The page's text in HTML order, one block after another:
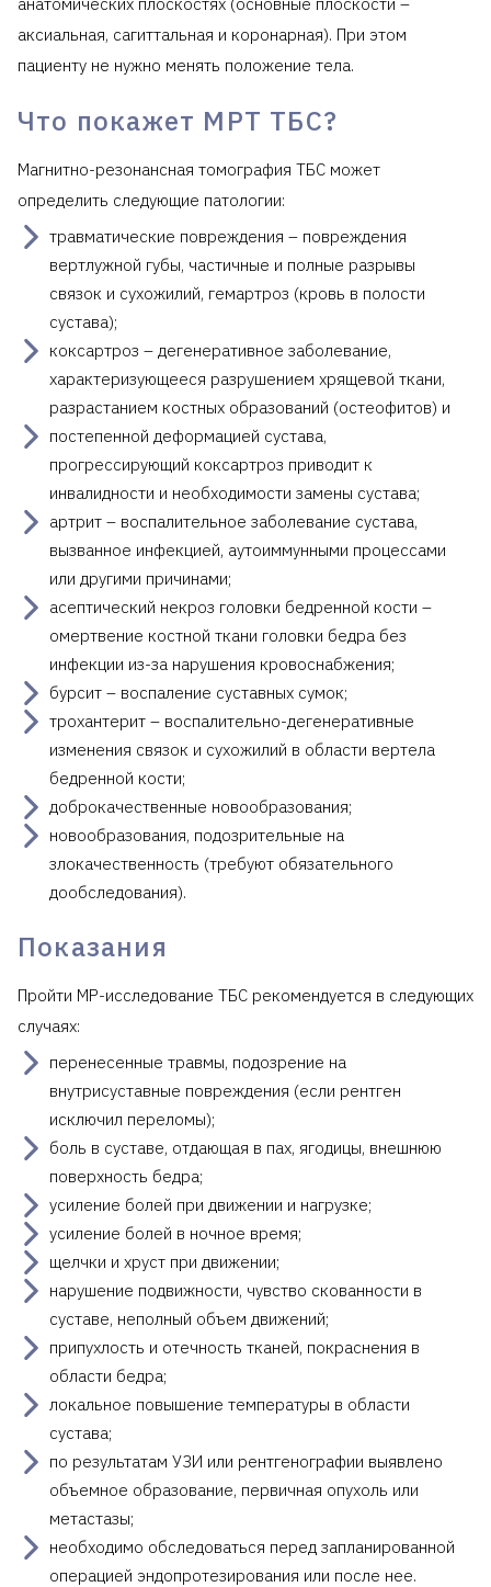
аксиальная, сагиттальная и коронарная). При этом
пациенту не нужно менять положение тела.
Что покажет МРТ ТБС?
Магнитно-резонансная томография ТБС может
определить следующие патологии:
травматические повреждения – повреждения
вертлужной губы, частичные и полные разрывы
связок и сухожилий, гемартроз (кровь в полости
сустава);
коксартроз – дегенеративное заболевание,
характеризующееся разрушением хрящевой ткани,
разрастанием костных образований (остеофитов) и
постепенной деформацией сустава,
прогрессирующий коксартроз приводит к
инвалидности и необходимости замены сустава;
артрит – воспалительное заболевание сустава,
вызванное инфекцией, аутоиммунными процессами
или другими причинами;
асептический некроз головки бедренной кости –
омертвение костной ткани головки бедра без
инфекции из-за нарушения кровоснабжения;
бурсит – воспаление суставных сумок;
трохантерит – воспалительно-дегенеративные
изменения связок и сухожилий в области вертела
бедренной кости;
доброкачественные новообразования;
новообразования, подозрительные на
злокачественность (требуют обязательного
дообследования).
Показания
Пройти МР-исследование ТБС рекомендуется в следующих
случаях:
перенесенные травмы, подозрение на
внутрисуставные повреждения (если рентген
исключил переломы);
боль в суставе, отдающая в пах, ягодицы, внешнюю
поверхность бедра;
усиление болей при движении и нагрузке;
усиление болей в ночное время;
щелчки и хруст при движении;
нарушение подвижности, чувство скованности в
суставе, неполный объем движений;
припухлость и отечность тканей, покраснения в
области бедра;
локальное повышение температуры в области
сустава;
по результатам УЗИ или рентгенографии выявлено
объемное образование, первичная опухоль или
метастазы;
необходимо обследоваться перед запланированной
операцией эндопротезирования или после нее.